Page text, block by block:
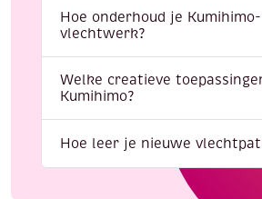
Hoe onderhoud je Kumihimo-
vlechtwerk?
Welke creatieve
Kumihimo?
Hoe leer je nieuwe